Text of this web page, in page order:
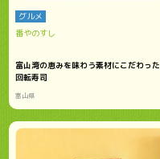
グルメ
番やのすし
富山湾の恵みを味わう素材にこだわった
回転寿司
富山県